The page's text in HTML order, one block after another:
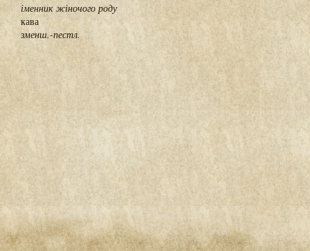
іменник жіночого роду
кава
зменш.-пестл.